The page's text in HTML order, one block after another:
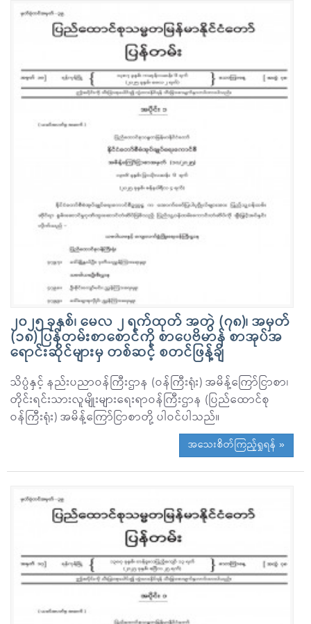
၂၀၂၅ ခုနှစ်၊ မေလ ၂ ရက်ထုတ် အတွဲ (၇၈)၊ အမှတ်
(၁၈) ပြန်တမ်းစာစောင်ကို စာပေဗိမာန် စာအုပ်အ
ရောင်းဆိုင်များမှ တစ်ဆင့် စတင်ဖြန့်ချိ
သိပ္ပံနှင့် နည်းပညာဝန်ကြီးဌာန (ဝန်ကြီးရုံး) အမိန့်ကြော်ငြာစာ၊
တိုင်းရင်းသားလူမျိုးများရေးရာဝန်ကြီးဌာန (ပြည်ထောင်စု
ဝန်ကြီးရုံး) အမိန့်ကြော်ငြာစာတို့ ပါဝင်ပါသည်။
အသေးစိတ်ကြည့်ရှုရန် »